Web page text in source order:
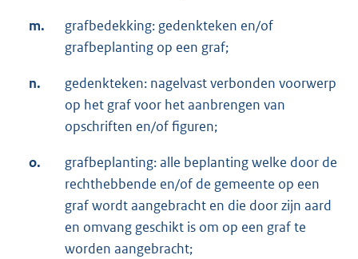
m.
grafbedekking: gedenkteken en/of
grafbeplanting op een graf;
n.
gedenkteken: nagelvast verbonden voorwerp
op het graf voor het aanbrengen van
opschriften en/of figuren;
o.
grafbeplanting: alle beplanting welke door de
rechthebbende en/of de gemeente op een
graf wordt aangebracht en die door zijn aard
en omvang geschikt is om op een graf te
worden aangebracht;